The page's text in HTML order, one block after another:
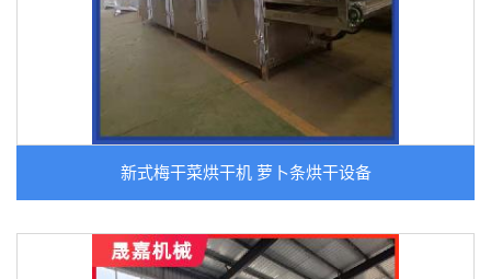
新式梅干菜烘干机 萝卜条烘干设备